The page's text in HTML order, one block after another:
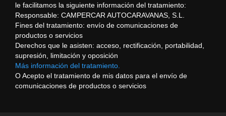
le facilitamos la siguiente información del tratamiento:
Responsable: CAMPERCAR AUTOCARAVANAS, S.L.
Fines del tratamiento: envío de comunicaciones de
productos o servicios
Derechos que le asisten: acceso, rectificación, portabilidad,
supresión, limitación y oposición
Más información del tratamiento.
O Acepto el tratamiento de mis datos para el envío de
comunicaciones de productos o servicios